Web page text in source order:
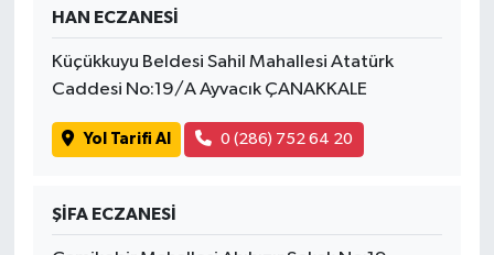
HAN ECZANESİ
Küçükkuyu Beldesi Sahil Mahallesi Atatürk
Caddesi No:19/A Ayvacık ÇANAKKALE
Yol Tarifi Al 0 (286) 752 64 20
ŞİFA ECZANESİ